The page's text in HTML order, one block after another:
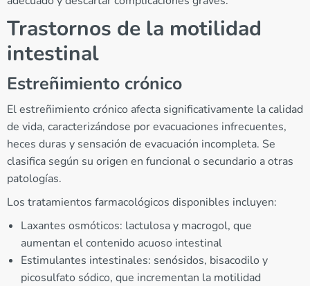
Trastornos de la motilidad
intestinal
Estreñimiento crónico
El estreñimiento crónico afecta significativamente la calidad
de vida, caracterizándose por evacuaciones infrecuentes,
heces duras y sensación de evacuación incompleta. Se
clasifica según su origen en funcional o secundario a otras
patologías.
Los tratamientos farmacológicos disponibles incluyen:
Laxantes osmóticos: lactulosa y macrogol, que
aumentan el contenido acuoso intestinal
Estimulantes intestinales: senósidos, bisacodilo y
picosulfato sódico, que incrementan la motilidad